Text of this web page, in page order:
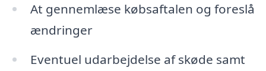
At gennemlæse købsaftalen og foreslå
ændringer
Eventuel udarbejdelse af skøde samt